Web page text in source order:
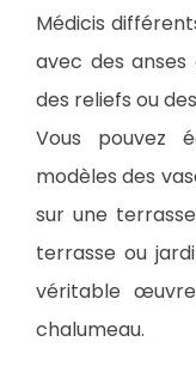
Médicis
avec des
des reliefs ou
Vous pouvez
modèles des
sur une
terrasse ou
véritable
chalumeau.